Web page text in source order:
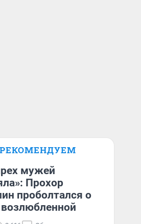
РЕКОМЕНДУЕМ
мужей
Прохор
проболтался о